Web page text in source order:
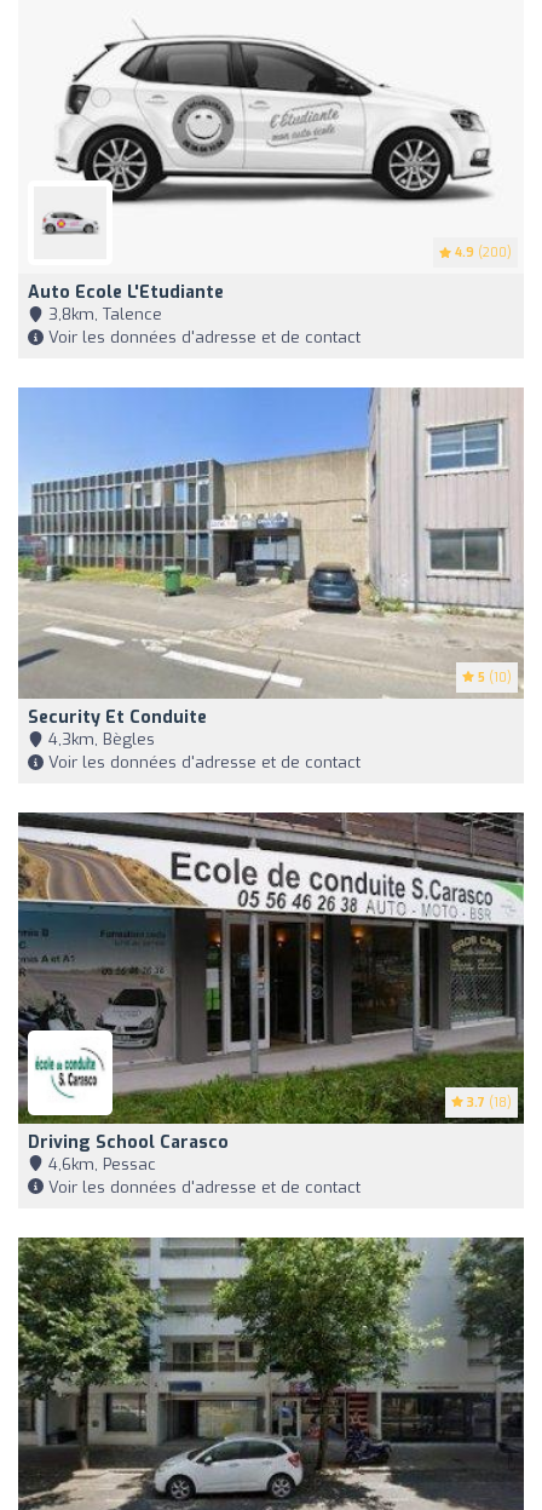
4.9 (200)
Auto Ecole L'Etudiante
3,8km, Talence
Voir les données d'adresse et de contact
5 (10)
Security Et Conduite
4,3km, Bègles
Voir les données d'adresse et de contact
3.7 (18)
Driving School Carasco
4,6km, Pessac
Voir les données d'adresse et de contact